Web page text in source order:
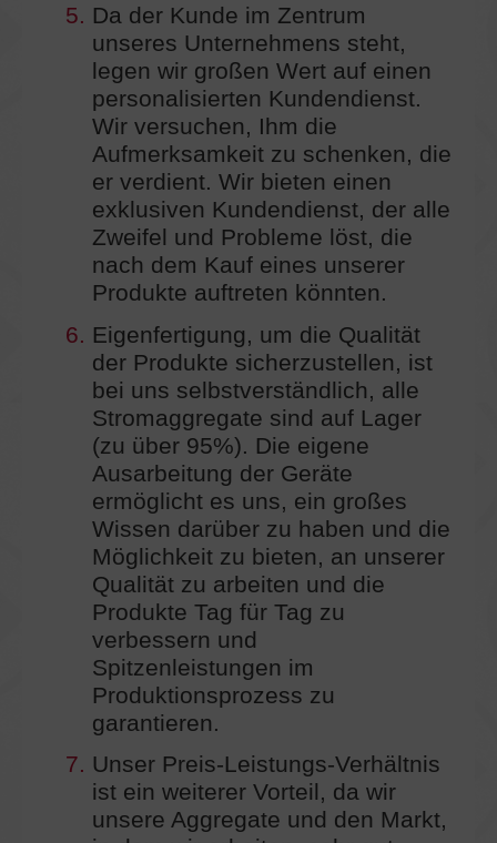
5. Da der Kunde im Zentrum
unseres Unternehmens steht,
legen wir großen Wert auf einen
personalisierten Kundendienst.
Wir versuchen, Ihm die
Aufmerksamkeit zu schenken, die
er verdient. Wir bieten einen
exklusiven Kundendienst, der alle
Zweifel und Probleme löst, die
nach dem Kauf eines unserer
Produkte auftreten könnten.
6. Eigenfertigung, um die Qualität
der Produkte sicherzustellen, ist
bei uns selbstverständlich, alle
Stromaggregate sind auf Lager
(zu über 95%). Die eigene
Ausarbeitung der Geräte
ermöglicht es uns, ein großes
Wissen darüber zu haben und die
Möglichkeit zu bieten, an unserer
Qualität zu arbeiten und die
Produkte Tag für Tag zu
verbessern und
Spitzenleistungen im
Produktionsprozess zu
garantieren.
7. Unser Preis-Leistungs-Verhältnis
ist ein weiterer Vorteil, da wir
unsere Aggregate und den Markt,